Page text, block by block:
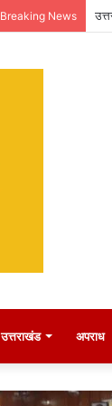
Breaking News
उत्तराखंड अपराध